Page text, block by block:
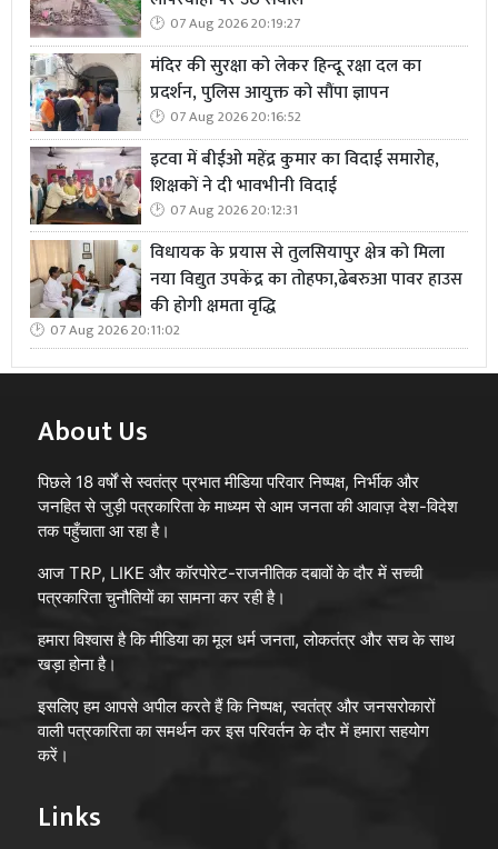
07 Aug 2026 20:19:27
मंदिर की सुरक्षा को लेकर हिन्दू रक्षा दल का
प्रदर्शन, पुलिस आयुक्त को सौंपा ज्ञापन
07 Aug 2026 20:16:52
इटवा में बीईओ महेंद्र कुमार का विदाई समारोह,
शिक्षकों ने दी भावभीनी विदाई
07 Aug 2026 20:12:31
विधायक के प्रयास से तुलसियापुर क्षेत्र को मिला
नया विद्युत उपकेंद्र का तोहफा,ढेबरुआ पावर हाउस
की होगी क्षमता वृद्धि
07 Aug 2026 20:11:02
About Us
पिछले 18 वर्षों से स्वतंत्र प्रभात मीडिया परिवार निष्पक्ष, निर्भीक और
जनहित से जुड़ी पत्रकारिता के माध्यम से आम जनता की आवाज़ देश-विदेश
तक पहुँचाता आ रहा है।
आज TRP, LIKE और कॉरपोरेट-राजनीतिक दबावों के दौर में सच्ची
पत्रकारिता चुनौतियों का सामना कर रही है।
हमारा विश्वास है कि मीडिया का मूल धर्म जनता, लोकतंत्र और सच के साथ
खड़ा होना है।
इसलिए हम आपसे अपील करते हैं कि निष्पक्ष, स्वतंत्र और जनसरोकारों
वाली पत्रकारिता का समर्थन कर इस परिवर्तन के दौर में हमारा सहयोग
करें।
Links